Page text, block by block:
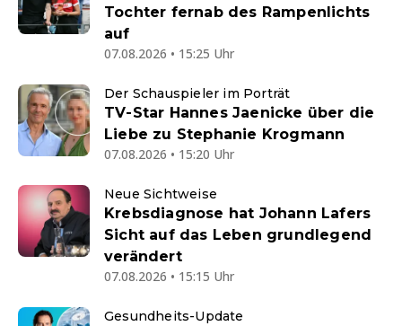
Tochter fernab des Rampenlichts
auf
07.08.2026 • 15:25 Uhr
Der Schauspieler im Porträt
TV-Star Hannes Jaenicke über die
Liebe zu Stephanie Krogmann
07.08.2026 • 15:20 Uhr
Neue Sichtweise
Krebsdiagnose hat Johann Lafers
Sicht auf das Leben grundlegend
verändert
07.08.2026 • 15:15 Uhr
Gesundheits-Update